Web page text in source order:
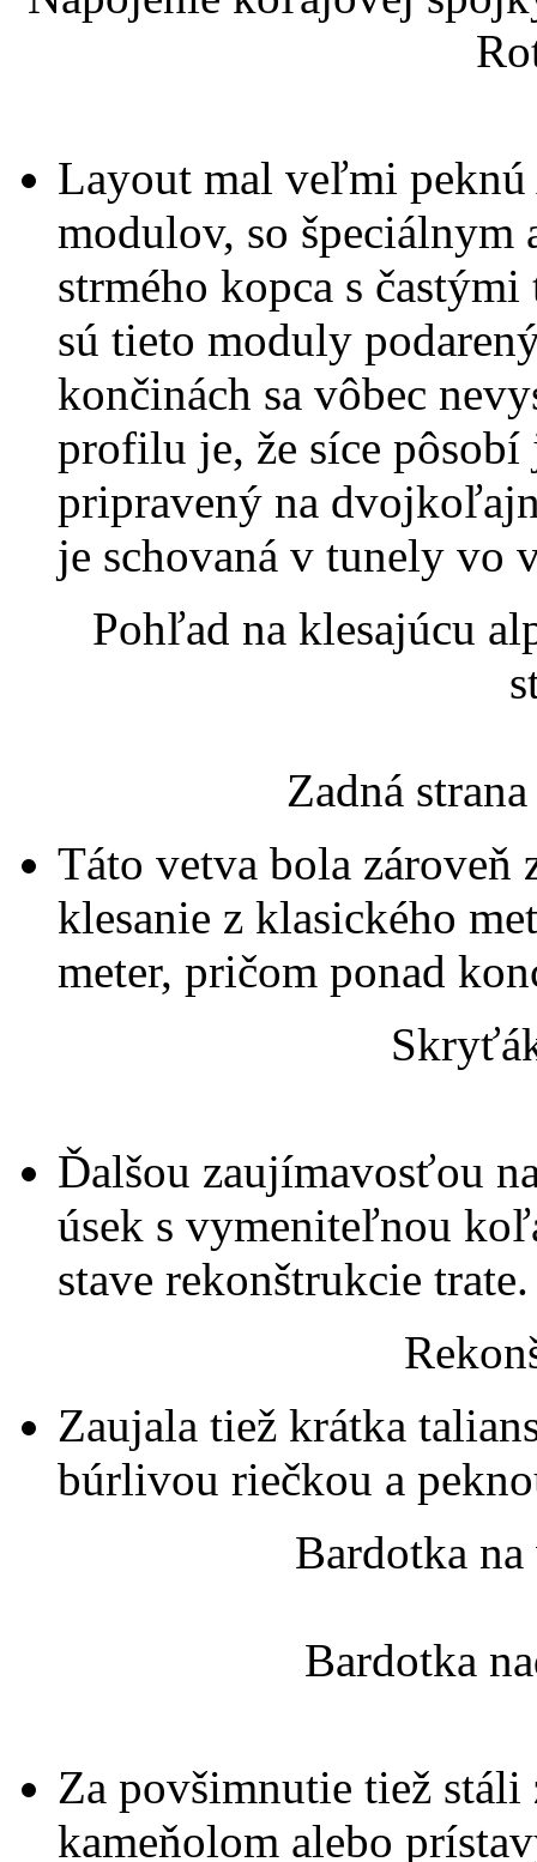
Layout mal veľmi
modulov, so
strmého kopca s
sú tieto moduly
končinách sa vôbec
profilu je, že síce
pripravený na
je schovaná v tunely vo
Pohľad na klesajúcu
Zadná
Táto vetva bola zároveň
klesanie z klasického
meter, pričom ponad
Ďalšou zaujímavosťou
úsek s vymeniteľnou
stave rekonštrukcie trate.
Zaujala tiež krátka
búrlivou riečkou a
Bardotka
Bardotka
Za povšimnutie tiež
kameňolom alebo